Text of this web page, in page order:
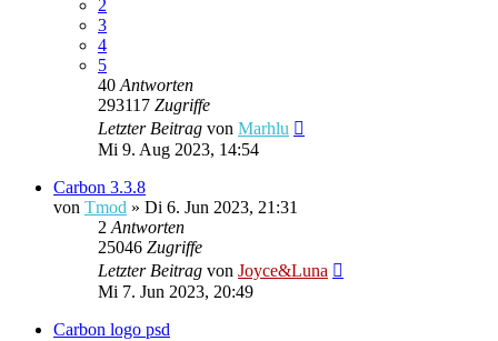
2
3
4
5
40 Antworten
293117 Zugriffe
Letzter Beitrag von Marhlu
Mi 9. Aug 2023, 14:54
Carbon 3.3.8
von Tmod » Di 6. Jun 2023, 21:31
2 Antworten
25046 Zugriffe
Letzter Beitrag von Joyce&Luna
Mi 7. Jun 2023, 20:49
Carbon logo psd